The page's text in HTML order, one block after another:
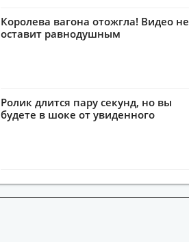
Королева вагона отожгла! Видео не
оставит равнодушным
Ролик длится пару секунд, но вы
будете в шоке от увиденного